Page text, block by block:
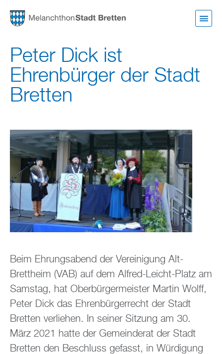
Peter Dick ist
Ehrenbürger der Stadt
Bretten
Beim Ehrungsabend der Vereinigung Alt-
Brettheim (VAB) auf dem Alfred-Leicht-Platz am
Samstag, hat Oberbürgermeister Martin Wolff,
Peter Dick das Ehrenbürgerrecht der Stadt
Bretten verliehen. In seiner Sitzung am 30.
März 2021 hatte der Gemeinderat der Stadt
Bretten den Beschluss gefasst, in Würdigung